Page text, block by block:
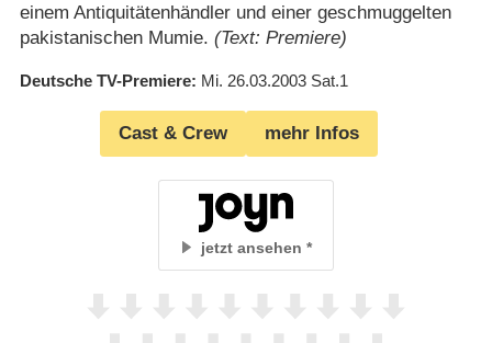
einem Antiquitätenhändler und einer geschmuggelten
pakistanischen Mumie. (Text: Premiere)
Deutsche TV-Premiere Mi. 26.03.2003 Sat.1
Cast & Crew mehr Infos
jetzt ansehen